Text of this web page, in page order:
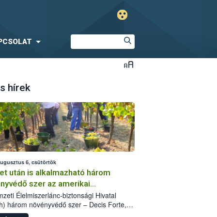
hírek
6, csütörtök
után is alkalmazható három
szer az amerikai
ellen
Élelmiszerlánc-biztonsági Hivatal
három növényvédő szer – Decis Forte,
24 EW, Oroganic – engedélyokiratát